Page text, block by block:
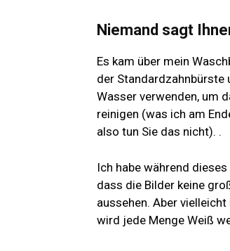
Niemand sagt
Es kam über mein
der Standardzahnbürste
Wasser verwenden, um
reinigen (was ich am
also tun Sie das nicht). .
Ich habe während
dass die Bilder keine
aussehen. Aber
wird jede Menge Weiß